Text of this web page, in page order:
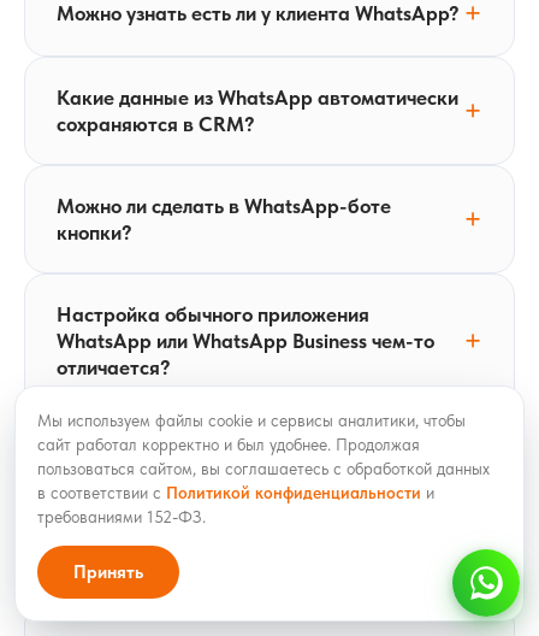
Можно узнать есть ли у клиента WhatsApp?
Какие данные из WhatsApp автоматически
сохраняются в CRM?
Можно ли сделать в WhatsApp-боте
кнопки?
Настройка обычного приложения
WhatsApp или WhatsApp Business чем-то
отличается?
Сколько сотрудников может работать
одновременно?
Есть ли тестовый период?
Мы используем файлы cookie и сервисы аналитики, чтобы
сайт работал корректно и был удобнее. Продолжая
пользоваться сайтом, вы соглашаетесь с обработкой данных
в соответствии с Политикой конфиденциальности и
требованиями 152-ФЗ.
Принять